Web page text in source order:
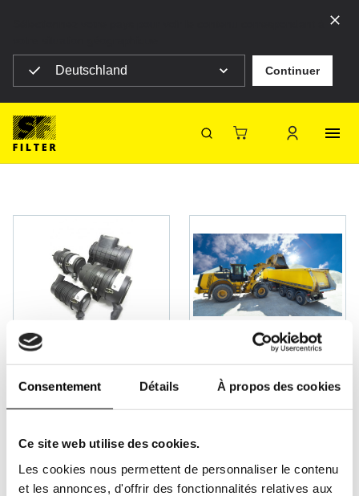
Consentement Détails À propos des cookies
Ce site web utilise des cookies.
Les cookies nous permettent de personnaliser le contenu
et les annonces, d'offrir des fonctionnalités relatives aux
Deutschland Continuer
SF-Filter
SF Filter Homepage
Produits
Filtres mobiles